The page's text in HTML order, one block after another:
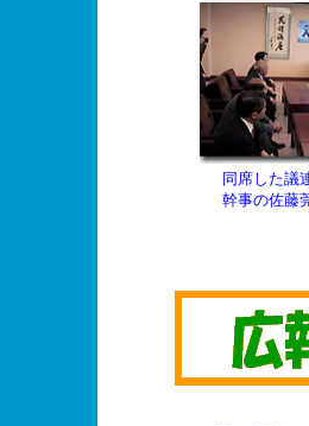
同席した議
幹事の佐藤